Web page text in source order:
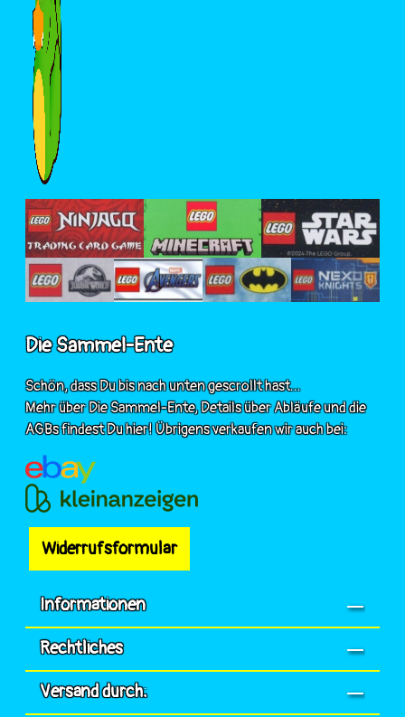
Die Sammel-Ente
Schön, dass Du bis nach unten gescrollt hast...
Mehr über Die Sammel-Ente, Details über Abläufe und die
AGBs findest Du hier! Übrigens verkaufen wir auch bei:
Widerrufsformular
Informationen
Rechtliches
Versand durch: